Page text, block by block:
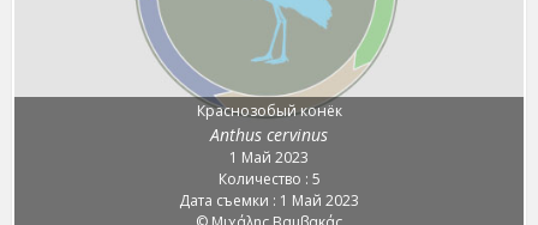
Краснозобый конёк
Anthus cervinus
1 Май 2023
Количество : 5
Дата съемки : 1 Май 2023